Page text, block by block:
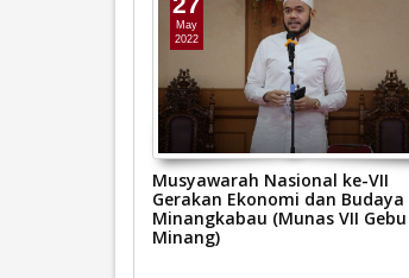
May
2022
Musyawarah Nasional ke-VII
Gerakan Ekonomi dan Budaya
Minangkabau (Munas VII Gebu
Minang)